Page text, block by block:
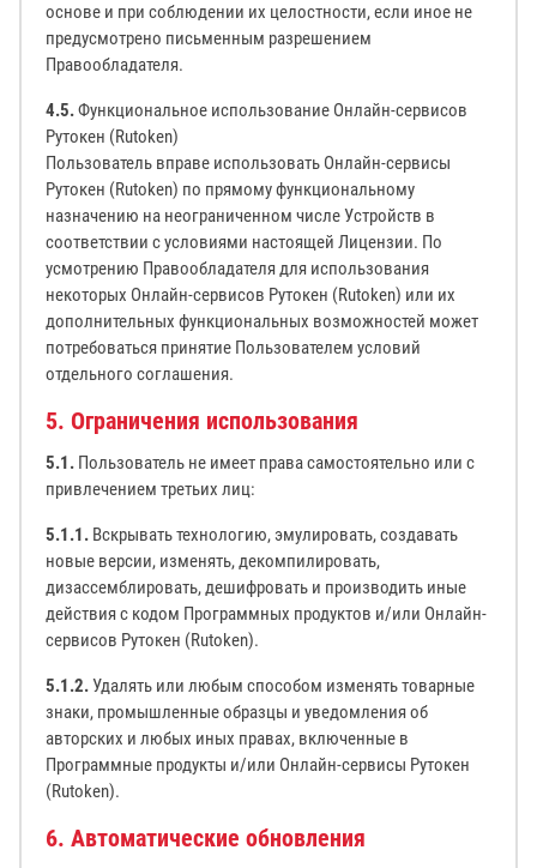
основе и при соблюдении их целостности, если иное не
предусмотрено письменным разрешением
Правообладателя.
4.5.Функциональное использование Онлайн-сервисов
Рутокен (Rutoken)
Пользователь вправе использовать Онлайн-сервисы
Рутокен (Rutoken) по прямому функциональному
назначению на неограниченном числе Устройств в
соответствии с условиями настоящей Лицензии. По
усмотрению Правообладателя для использования
некоторых Онлайн-сервисов Рутокен (Rutoken) или их
дополнительных функциональных возможностей может
потребоваться принятие Пользователем условий
отдельного соглашения.
5. Ограничения использования
5.1. Пользователь не имеет права самостоятельно или с
привлечением третьих лиц:
5.1.1. Вскрывать технологию, эмулировать, создавать
новые версии, изменять, декомпилировать,
дизассемблировать, дешифровать и производить иные
действия с кодом Программных продуктов и/или Онлайн-
сервисов Рутокен (Rutoken).
5.1.2.Удалять или любым способом изменять товарные
знаки, промышленные образцы и уведомления об
авторских и любых иных правах, включенные в
Программные продукты и/или Онлайн-сервисы Рутокен
(Rutoken).
6. Автоматические обновления